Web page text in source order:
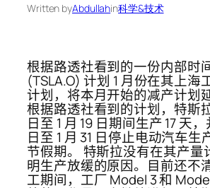
Written byAbdullahin科学&技术
根据路透社看到的一份内部时
(TSLA.O) 计划 1 月份在其上海
计划，将本月开始的减产计划
根据路透社看到的计划，特斯
日至 1 月 19 日期间生产 17 天
日至 1 月 31 日停止电动汽车生
节假期。 特斯拉没有在其产量
明生产放缓的原因。目前还不
工期间，工厂 Model 3 和